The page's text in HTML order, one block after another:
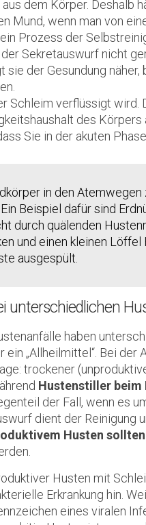
dem Körper. Deshalb
Mund, wenn man von
Prozess der
Sekretauswurf nicht
der Gesundung näher,
Schleim verflüssigt wird.
des Körpers
Sie in der akuten
in den
Beispiel dafür sind
durch quälenden
und einen kleinen
ausgespült.
unterschiedlichen
haben
ein „Allheilmittel“. Bei
trockener
Hustenstiller beim
der Fall, wenn es
dient der Reinigung
Husten
Husten mit
Erkrankung hin.
eines viralen